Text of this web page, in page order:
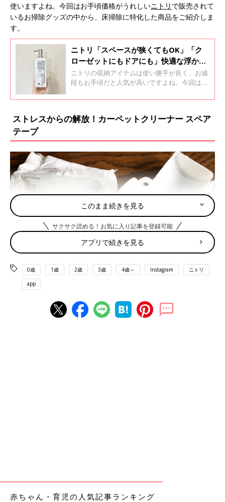
使いますよね。今回はお手頃価格がうれしいニトリ で販売されて
いるお掃除グッズの中から、床掃除に特化した商品をご紹介しま
す。
ニトリ「スペースが狭くてもOK」「ク
ローゼットにもドアにも」快適な浮かせ
る収納4選
ニトリの収納アイテムは使い勝手が良く、お値
段もお手頃だと人気が高いですよね。今回はそ
収納」に特化した注目のアイテムをご紹介しま
ストレスからの解放！カーペットクリーナー スペア
テープ
出典：Instagramアカウント「akepee_tour05」
このまま続きを見る
サクサク読める！お気に入り記事を登録可能
アプリで続きを見る
0歳 1歳 2歳 3歳 4歳～ Instagram ニトリ
app
赤ちゃん・育児の人気記事ランキング